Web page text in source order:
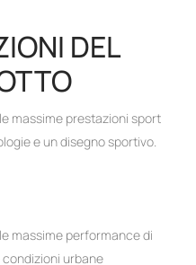
DEL
massime prestazioni sport
e un disegno sportivo.
massime performance di
urbane